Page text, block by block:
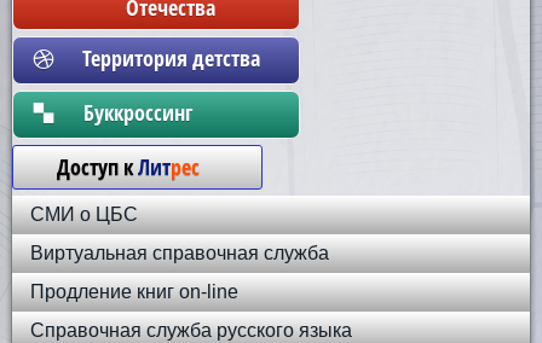
Отечества
Территория детства
Бyккpoccинг
Доступ кЛитрес
СМИ о ЦБС
Виртуальная справочная служба
Продление книг on-line
Справочная служба русского языка